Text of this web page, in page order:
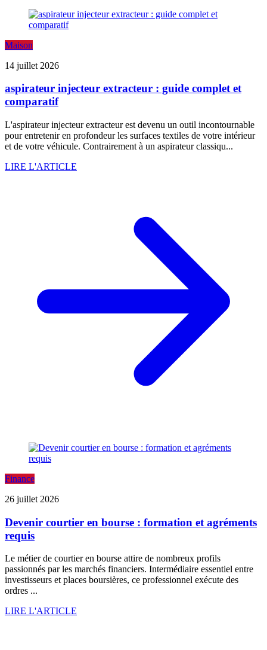
Maison
14 juillet 2026
aspirateur injecteur extracteur : guide complet et
comparatif
L'aspirateur injecteur extracteur est devenu un outil incontournable
pour entretenir en profondeur les surfaces textiles de votre intérieur
et de votre véhicule. Contrairement à un aspirateur classiqu...
LIRE L'ARTICLE
Finance
26 juillet 2026
Devenir courtier en bourse : formation et agréments
requis
Le métier de courtier en bourse attire de nombreux profils
passionnés par les marchés financiers. Intermédiaire essentiel entre
investisseurs et places boursières, ce professionnel exécute des
ordres ...
LIRE L'ARTICLE